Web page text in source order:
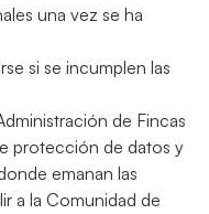
una vez se ha
si se incumplen las
de Fincas
protección de datos y
emanan las
a la Comunidad de